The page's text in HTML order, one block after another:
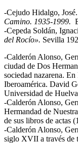
-Cejudo Hidalgo,
Camino. 1935-1999.
-Cepeda Soldán,
del Rocío». Sevilla
-Calderón Alonso,
ciudad de Dos
sociedad nazarena.
Iberoamérica. David
Universidad de
-Calderón Alonso,
Hermandad de
de sus libros de actas
-Calderón Alonso,
siglo XVII a través de